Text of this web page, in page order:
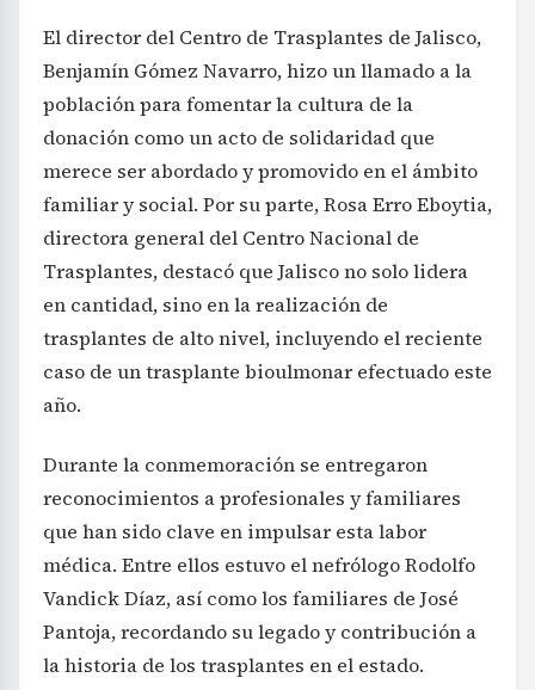
El director del Centro de Trasplantes de Jalisco,
Benjamín Gómez Navarro, hizo un llamado a la
población para fomentar la cultura de la
donación como un acto de solidaridad que
merece ser abordado y promovido en el ámbito
familiar y social. Por su parte, Rosa Erro Eboytia,
directora general del Centro Nacional de
Trasplantes, destacó que Jalisco no solo lidera
en cantidad, sino en la realización de
trasplantes de alto nivel, incluyendo el reciente
caso de un trasplante bioulmonar efectuado este
año.
Durante la conmemoración se entregaron
reconocimientos a profesionales y familiares
que han sido clave en impulsar esta labor
médica. Entre ellos estuvo el nefrólogo Rodolfo
Vandick Díaz, así como los familiares de José
Pantoja, recordando su legado y contribución a
la historia de los trasplantes en el estado.